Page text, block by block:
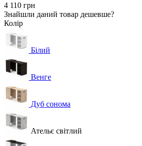
4 110 грн
Знайшли даний товар дешевше?
Колір
Білий
Венге
Дуб сонома
Ательє світлий